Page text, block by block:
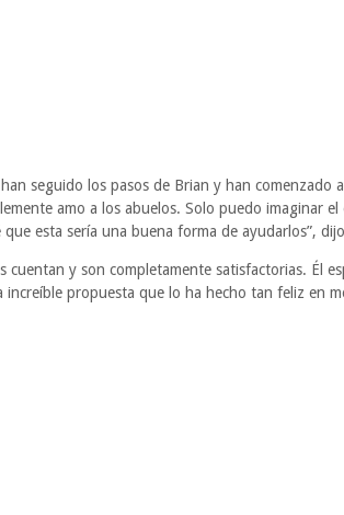
seguido los pasos de Brian y han comenzado
amo a los abuelos. Solo puedo imaginar
esta sería una buena forma de ayudarlos”,
y son completamente satisfactorias. Él
propuesta que lo ha hecho tan feliz en